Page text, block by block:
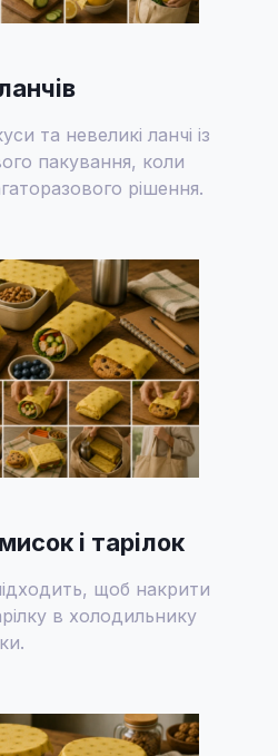
та невеликі ланчі із
пакування, коли
рішення.
і тарілок
щоб накрити
в холодильнику